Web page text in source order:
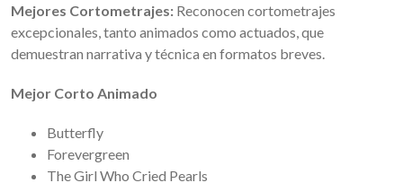
Mejores Cortometrajes: Reconocen cortometrajes
excepcionales, tanto animados como actuados, que
demuestran narrativa y técnica en formatos breves.
Mejor Corto Animado
Butterfly
Forevergreen
The Girl Who Cried Pearls